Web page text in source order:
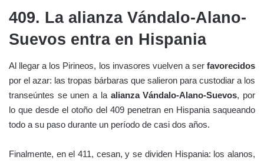
409. La alianza Vándalo-Alano-
Suevos entra en Hispania
Al llegar a los Pirineos, los invasores vuelven a ser favorecidos
por el azar: las tropas bárbaras que salieron para custodiar a los
transeúntes se unen a la alianza Vándalo-Alano-Suevos, por
lo que desde el otoño del 409 penetran en Hispania saqueando
todo a su paso durante un período de casi dos años.
Finalmente, en el 411, cesan, y se dividen Hispania: los alanos,